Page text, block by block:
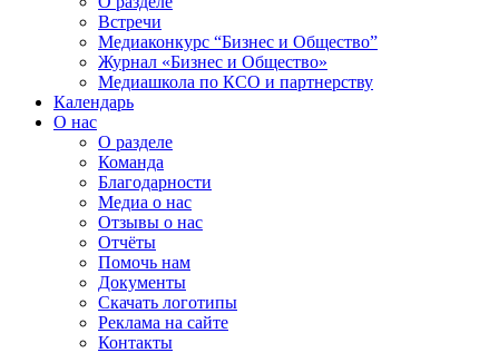
Встречи
Медиаконкурс “Бизнес и Общество”
Журнал «Бизнес и Общество»
Медиашкола по КСО и партнерству
Календарь
О нас
О разделе
Команда
Благодарности
Медиа о нас
Отзывы о нас
Отчёты
Помочь нам
Документы
Скачать логотипы
Реклама на сайте
Контакты